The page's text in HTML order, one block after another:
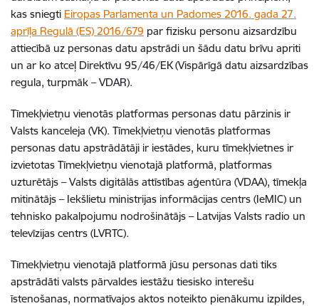
kas sniegti Eiropas Parlamenta un Padomes 2016. gada 27.
aprīļa Regulā (ES) 2016/679 par fizisku personu aizsardzību
attiecībā uz personas datu apstrādi un šādu datu brīvu apriti
un ar ko atceļ Direktīvu 95/46/EK (Vispārīgā datu aizsardzības
regula, turpmāk – VDAR).
Tīmekļvietņu vienotās platformas personas datu pārzinis ir
Valsts kanceleja (VK). Tīmekļvietņu vienotās platformas
personas datu apstrādātāji ir iestādes, kuru tīmekļvietnes ir
izvietotas Tīmekļvietņu vienotajā platformā, platformas
uzturētājs – Valsts digitālās attīstības aģentūra (VDAA), tīmekļa
mitinātājs – Iekšlietu ministrijas informācijas centrs (IeMIC) un
tehnisko pakalpojumu nodrošinātājs – Latvijas Valsts radio un
televīzijas centrs (LVRTC).
Tīmekļvietņu vienotajā platformā jūsu personas dati tiks
apstrādāti valsts pārvaldes iestāžu tiesisko interešu
īstenošanas, normatīvajos aktos noteikto pienākumu izpildes,